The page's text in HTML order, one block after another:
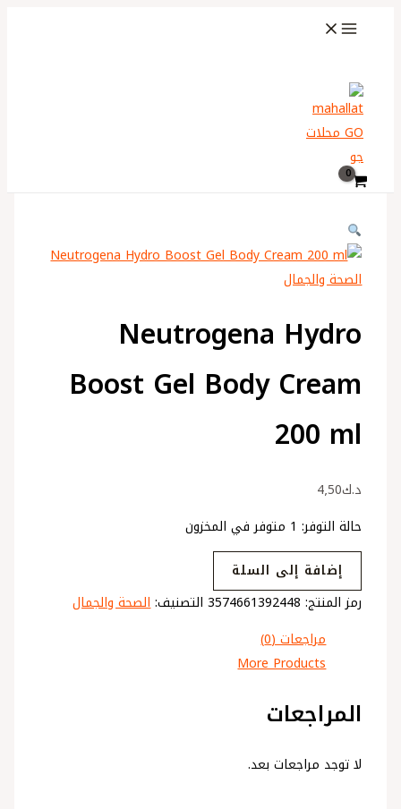
الصحة والجمال
Neutrogena Hydro
Boost Gel Body Cream
200 ml
د.ك4٫50
حالة التوفر: 1 متوفر في المخزون
Neutrogena
Boost
Gel
Body
Cream
200
إضافة إلى السلة
رمز المنتج: 3574661392448 التصنيف:الصحة والجمال
مراجعات (0)
More Products
المراجعات
لا توجد مراجعات بعد.